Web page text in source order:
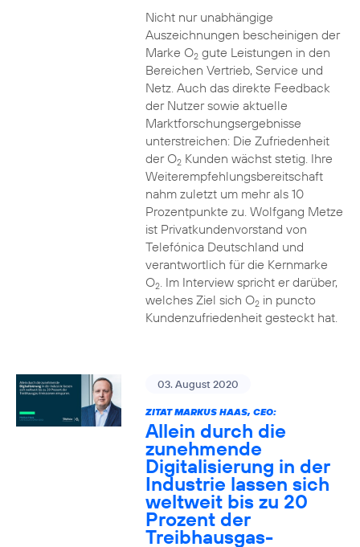
Nicht nur unabhängige
Auszeichnungen bescheinigen der
Marke O2gute Leistungen in den
Bereichen Vertrieb, Service und
Netz. Auch das direkte Feedback
der Nutzer sowie aktuelle
Marktforschungsergebnisse
unterstreichen: Die Zufriedenheit
der O2Kunden wächst stetig. Ihre
Weiterempfehlungsbereitschaft
nahm zuletzt um mehr als 10
Prozentpunkte zu. Wolfgang Metze
ist Privatkundenvorstand von
Telefónica Deutschland und
verantwortlich für die Kernmarke
O2. Im Interview spricht er darüber,
welches Ziel sich O2in puncto
Kundenzufriedenheit gesteckt hat.
03. August 2020
ZITAT MARKUS HAAS, CEO:
Allein durch die
zunehmende
Digitalisierung in der
Industrie lassen sich
weltweit bis zu 20
Prozent der
Treibhausgas-